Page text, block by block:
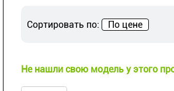
Сортировать по: По цене
Не нашли свою модель у этого